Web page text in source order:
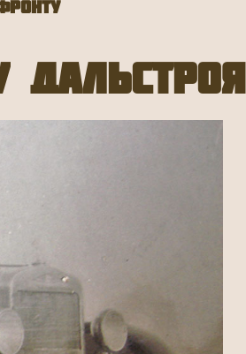
Дальстроя